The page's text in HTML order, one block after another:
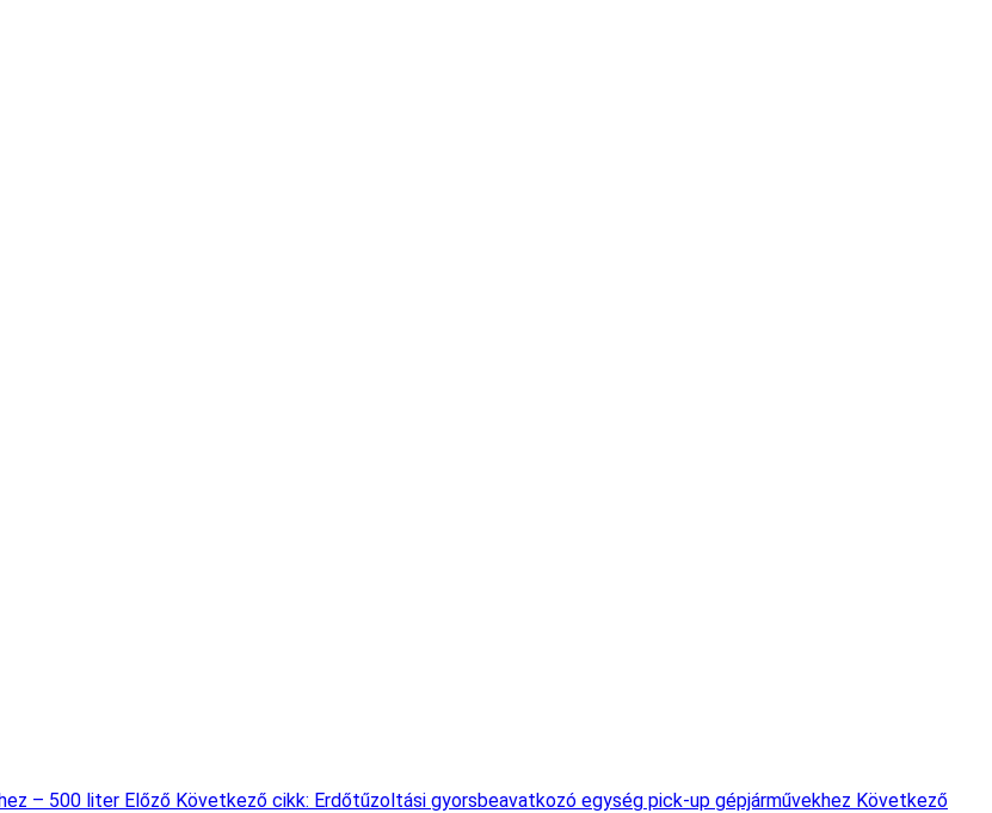
– 500 liter Előző Következő cikk: Erdőtűzoltási gyorsbeavatkozó egység pick-up gépjárművekhez Következő